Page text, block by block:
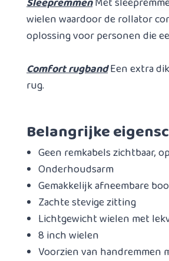
wielen waardoor de rollator
oplossing voor personen die
Comfort rugbandEen extra
rug.
Belangrijke
Geen remkabels zichtbaar,
Onderhoudsarm
Gemakkelijk afneembare
Zachte stevige zitting
Lichtgewicht wielen met
8 inch wielen
​Voorzien van handremmen